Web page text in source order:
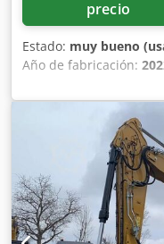
precio
Estado: muy bueno
Año de fabricación:
aire
07B Año de
2.857 h Cabina
trasera y lateral
completas (martillo,
OQ70/55 1 x cuchara
Tamaño de
Soporte de hoja Motor
Rekr Peso operativo: 19 t